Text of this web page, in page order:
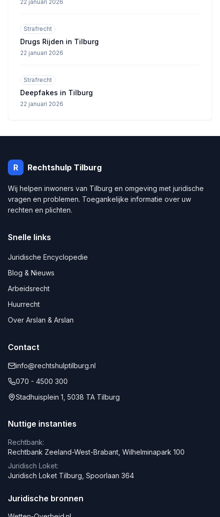
22 januari 2026
Strafrecht
Drugs Rijden in Tilburg
22 januari 2026
Strafrecht
Deepfakes in Tilburg
22 januari 2026
R Rechtshulp Tilburg
Wij helpen inwoners van Tilburg en omgeving met juridische
vragen en problemen. Toegankelijke informatie over uw
rechten en plichten.
Snelle links
Juridische Encyclopedie
Blog & Nieuws
Arbeidsrecht
Huurrecht
Over Arslan & Arslan
Contact
info@rechtshulptilburg.nl
070 - 4500 300
Stadhuisplein 1, 5038 TA Tilburg
Nuttige instanties
Rechtbank:
Rechtbank Zeeland-West-Brabant, Wilhelminapark 100
Juridisch Loket:
Juridisch Loket Tilburg, Spoorlaan 364
Juridische bronnen